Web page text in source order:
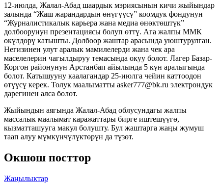
12-июлда, Жалал-Абад шаардык мэриясынын кичи жыйындар
залында “Жаш жарандардын өнүгүүсү” коомдук фондунун
“Журналистикалык карьера жана медиа өнөктөштүк”
долбоорунун презентациясы болуп өттү. Ага жалпы ММК
өкүлдөрү катышты. Долбоор жаштар арасында уюштурулган.
Негизинен улут аралык мамилелерди жана чек ара
маселелерин чагылдыруу темасында окуу болот. Лагер Базар-
Коргон районунун Арстанбап айылында 5 күн аралыгында
болот. Катышууну каалагандар 25-июлга чейин каттоодон
өтүүсү керек. Толук маалыматты asker777@bk.ru электрондук
дарегинен алса болот.
Жыйындын аягында Жалал-Абад облусундагы жалпы
массалык маалымат каражаттары бирге иштешүүгө,
кызматташууга макул болушту. Бул жаштарга жаңы жумуш
таап алуу мүмкүнчүлүктөрүн да түзөт.
Окшош посттор
Жаңылыктар